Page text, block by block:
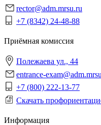
rector@adm.mrsu.ru
+7 (8342) 24-48-88
Приёмная комиссия
Полежаева ул., 44
entrance-
+7 (800) 222-13-77
Скачать
Информация